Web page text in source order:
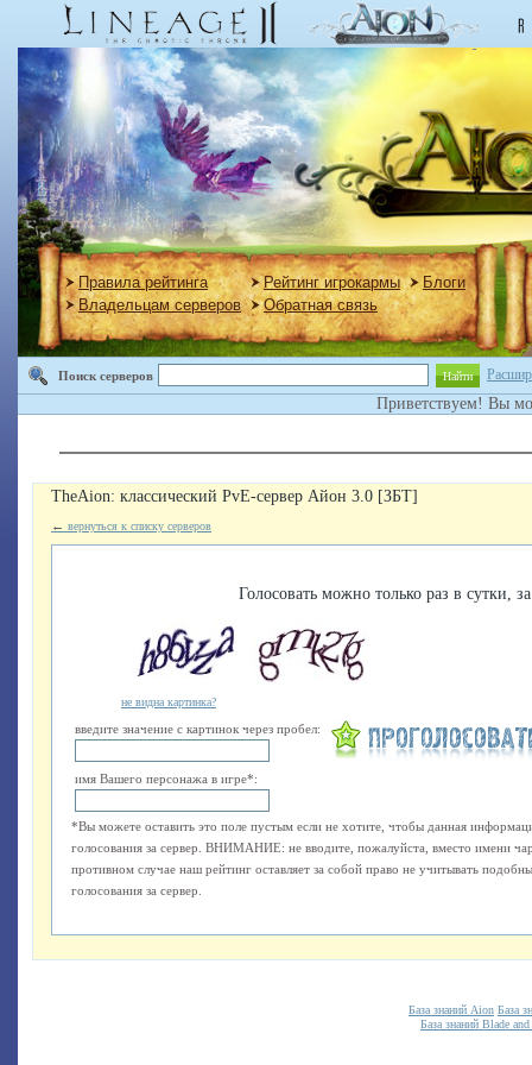
Правила рейтинга Рейтинг игрокармы
Блоги
Владельцам серверов
Обратная связь
Поиск серверов Найти
Приветствуем! Вы
TheAion: классический PvE-сервер Айон 3.0 [ЗБТ]
← вернуться к списку серверов
Голосовать можно только раз в сутки,
не видна картинка?
введите значение с картинок через пробел:
имя Вашего персонажа в игре*:
*Вы можете оставить это поле пустым если не хотите, чтобы данная
голосования за сервер. ВНИМАНИЕ: не вводите, пожалуйста, вместо имени
противном случае наш рейтинг оставляет за собой право не учитывать
голосования за сервер.
База знаний Aion База
База знаний Blade